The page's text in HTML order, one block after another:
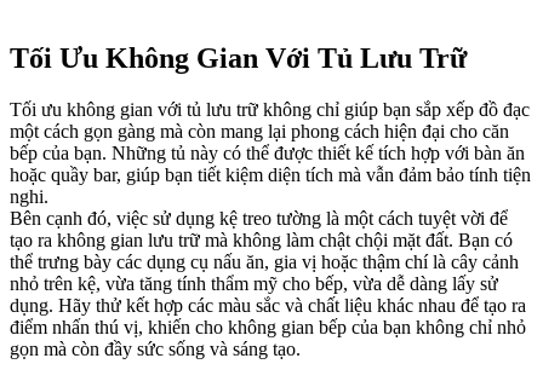
Tối Ưu Không Gian Với Tủ Lưu Trữ
Tối ưu không gian với tủ lưu trữ không chỉ giúp bạn sắp xếp đồ đạc
một cách gọn gàng mà còn mang lại phong cách hiện đại cho căn
bếp của bạn. Những tủ này có thể được thiết kế tích hợp với bàn ăn
hoặc quầy bar, giúp bạn tiết kiệm diện tích mà vẫn đảm bảo tính tiện
nghi.
Bên cạnh đó, việc sử dụng kệ treo tường là một cách tuyệt vời để
tạo ra không gian lưu trữ mà không làm chật chội mặt đất. Bạn có
thể trưng bày các dụng cụ nấu ăn, gia vị hoặc thậm chí là cây cảnh
nhỏ trên kệ, vừa tăng tính thẩm mỹ cho bếp, vừa dễ dàng lấy sử
dụng. Hãy thử kết hợp các màu sắc và chất liệu khác nhau để tạo ra
điểm nhấn thú vị, khiến cho không gian bếp của bạn không chỉ nhỏ
gọn mà còn đầy sức sống và sáng tạo.